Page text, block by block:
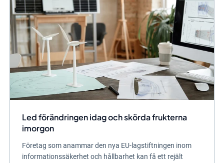
Led förändringen idag och skörda frukterna
imorgon
Företag som anammar den nya EU-lagstiftningen inom
informationssäkerhet och hållbarhet kan få ett rejält